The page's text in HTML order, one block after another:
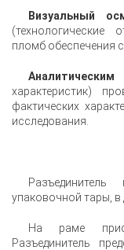
Визуальный
(технологические
пломб обеспечения
характеристик)
фактических
исследования.
упаковочной тары,
На раме
Разъединитель